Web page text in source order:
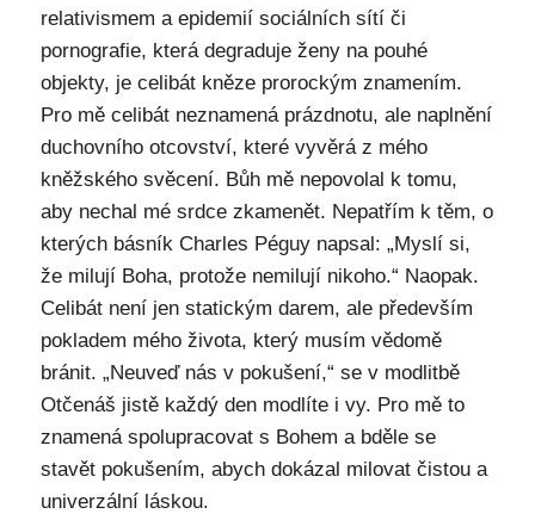
relativismem a epidemií sociálních sítí či
pornografie, která degraduje ženy na pouhé
objekty, je celibát kněze prorockým znamením.
Pro mě celibát neznamená prázdnotu, ale naplnění
duchovního otcovství, které vyvěrá z mého
kněžského svěcení. Bůh mě nepovolal k tomu,
aby nechal mé srdce zkamenět. Nepatřím k těm, o
kterých básník Charles Péguy napsal: „Myslí si,
že milují Boha, protože nemilují nikoho.“ Naopak.
Celibát není jen statickým darem, ale především
pokladem mého života, který musím vědomě
bránit. „Neuveď nás v pokušení,“ se v modlitbě
Otčenáš jistě každý den modlíte i vy. Pro mě to
znamená spolupracovat s Bohem a bděle se
stavět pokušením, abych dokázal milovat čistou a
univerzální láskou.